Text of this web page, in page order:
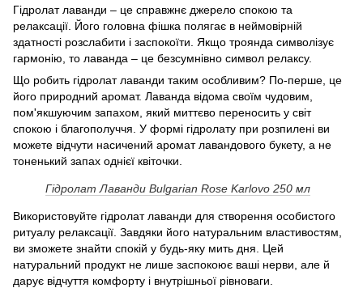
Гідролат лаванди – це справжнє джерело спокою та
релаксації. Його головна фішка полягає в неймовірній
здатності розслабити і заспокоїти. Якщо троянда символізує
гармонію, то лаванда – це безсумнівно символ релаксу.
Що робить гідролат лаванди таким особливим? По-перше, це
його природний аромат. Лаванда відома своїм чудовим,
пом'якшуючим запахом, який миттєво переносить у світ
спокою і благополуччя. У формі гідролату при розпилені ви
можете відчути насичений аромат лавандового букету, а не
тоненький запах однієї квіточки.
Гідролат Лаванди Bulgarian Rose Karlovo 250 мл​​​​​​​
Використовуйте гідролат лаванди для створення особистого
ритуалу релаксації. Завдяки його натуральним властивостям,
ви зможете знайти спокій у будь-яку мить дня. Цей
натуральний продукт не лише заспокоює ваші нерви, але й
дарує відчуття комфорту і внутрішньої рівноваги.